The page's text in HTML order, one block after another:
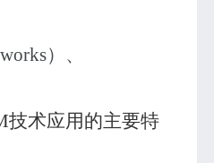
）、
技术应用的主要特